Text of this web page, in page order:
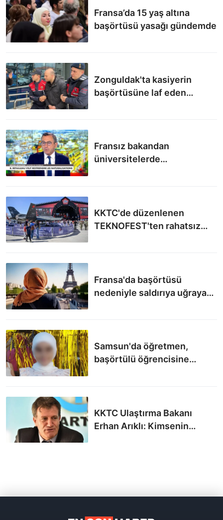
Fransa’da 15 yaş altına
başörtüsü yasağı gündemde
Zonguldak'ta kasiyerin
başörtüsüne laf eden
Fransız bakandan
üniversitelerde
KKTC'de düzenlenen
TEKNOFEST'ten rahatsız
Fransa'da başörtüsü
nedeniyle saldırıya uğrayan
Samsun'da öğretmen,
başörtülü öğrencisine
KKTC Ulaştırma Bakanı
Erhan Arıklı: Kimsenin